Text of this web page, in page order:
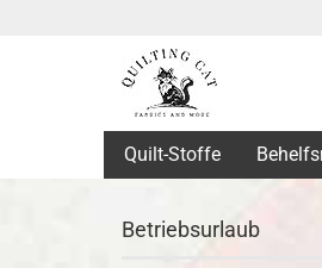
Quilt-Stoffe
Betriebsurlaub